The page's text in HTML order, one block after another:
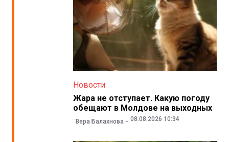
Новости
Жара не отступает. Какую погоду
обещают в Молдове на выходных
Вера Балахнова 08.08.2026 10:34